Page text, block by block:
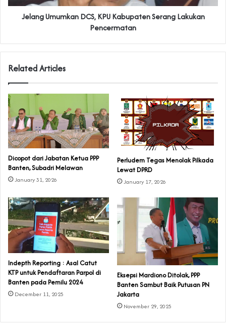
Jelang Umumkan DCS, KPU Kabupaten Serang Lakukan
Pencermatan
Related Articles
Dicopot dari Jabatan Ketua PPP
Banten, Subadri Melawan
January 31, 2026
Perludem Tegas Menolak Pilkada
Lewat DPRD
January 17, 2026
Indepth Reporting : Asal Catut
KTP untuk Pendaftaran Parpol di
Banten pada Pemilu 2024
December 11, 2025
Eksepsi Mardiono Ditolak, PPP
Banten Sambut Baik Putusan PN
Jakarta
November 29, 2025